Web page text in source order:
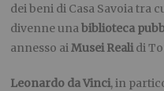
dei beni di Casa Savoia tra
divenne unabiblioteca
annesso aiMusei Realidi
Leonardo da Vinci, in